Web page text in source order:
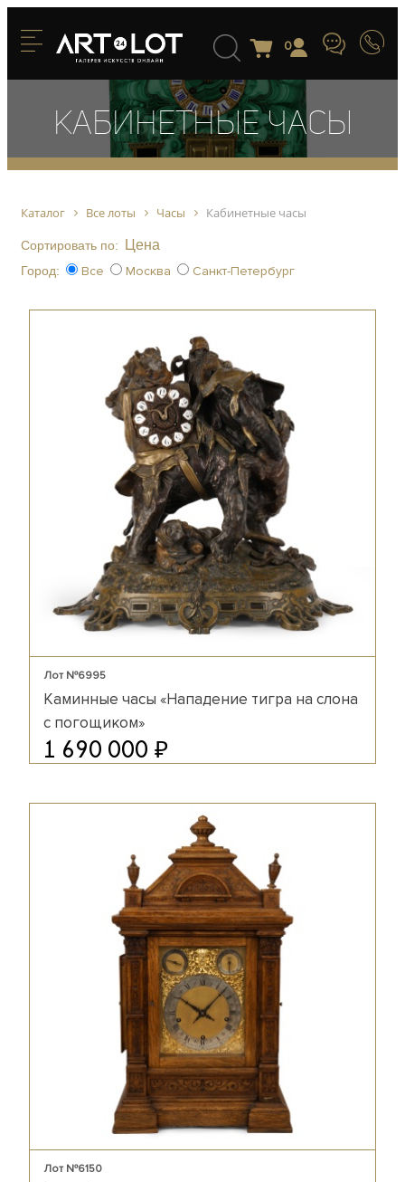
0
Кабинетные часы
Каталог Все лоты Часы Кабинетные часы
Сортировать по: Цена
Город: Все Москва Санкт-Петербург
Лот №6995
Каминные часы «Нападение тигра на слона
с погощиком»
1 690 000 ₽
Лот №6150